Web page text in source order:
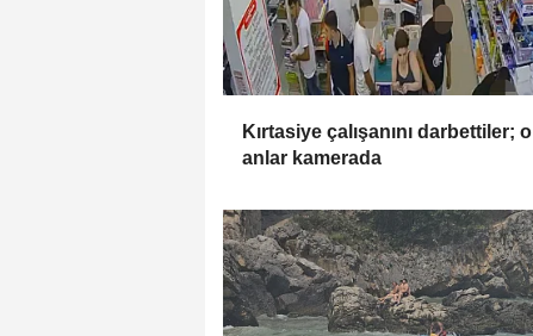
Kırtasiye çalışanını darbettiler; o
anlar kamerada